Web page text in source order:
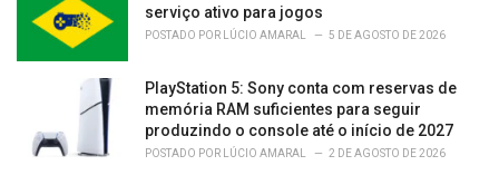
serviço ativo para jogos
POSTADO POR LÚCIO AMARAL 5 DE AGOSTO DE 2026
PlayStation 5: Sony conta com reservas de
memória RAM suficientes para seguir
produzindo o console até o início de 2027
POSTADO POR LÚCIO AMARAL 2 DE AGOSTO DE 2026